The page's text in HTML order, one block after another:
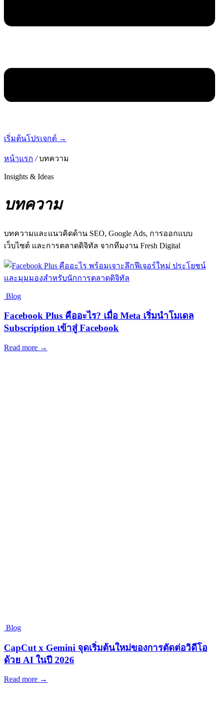
เริ่มต้นโปรเจกต์ →
หน้าแรก / บทความ
Insights & Ideas
บทความ
บทความและแนวคิดด้าน SEO, Google Ads, การออกแบบ
เว็บไซต์ และการตลาดดิจิทัล จากทีมงาน Fresh Digital
Blog
Facebook Plus คืออะไร? เมื่อ Meta เริ่มนำโมเดล
Subscription เข้าสู่ Facebook
Read more →
Blog
CapCut x Gemini จุดเริ่มต้นใหม่ของการตัดต่อวิดีโอ
ด้วย AI ในปี 2026
Read more →